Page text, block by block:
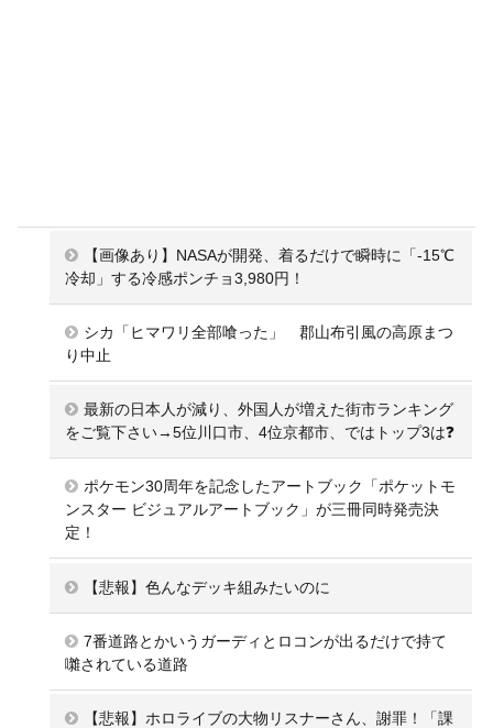
【画像あり】NASAが開発、着るだけで瞬時に「-15℃
冷却」する冷感ポンチョ3,980円！
シカ「ヒマワリ全部喰った」 郡山布引風の高原まつ
り中止
最新の日本人が減り、外国人が増えた街市ランキング
をご覧下さい→5位川口市、4位京都市、ではトップ3は❓
ポケモン30周年を記念したアートブック「ポケットモ
ンスター ビジュアルアートブック」が三冊同時発売決
定！
【悲報】色んなデッキ組みたいのに
7番道路とかいうガーディとロコンが出るだけで持て
囃されている道路
【悲報】ホロライブの大物リスナーさん、謝罪！「課